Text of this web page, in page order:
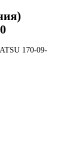
новом
170-09-